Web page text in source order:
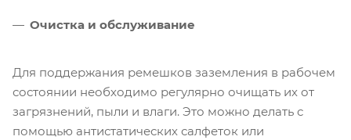
Очистка и обслуживание
Для поддержания ремешков заземления в рабочем
состоянии необходимо регулярно очищать их от
загрязнений, пыли и влаги. Это можно делать с
помощью антистатических салфеток или